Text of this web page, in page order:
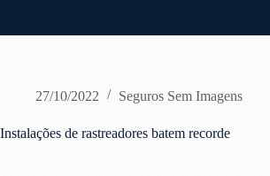
27/10/2022 Seguros Sem Imagens
Instalações de rastreadores batem recorde